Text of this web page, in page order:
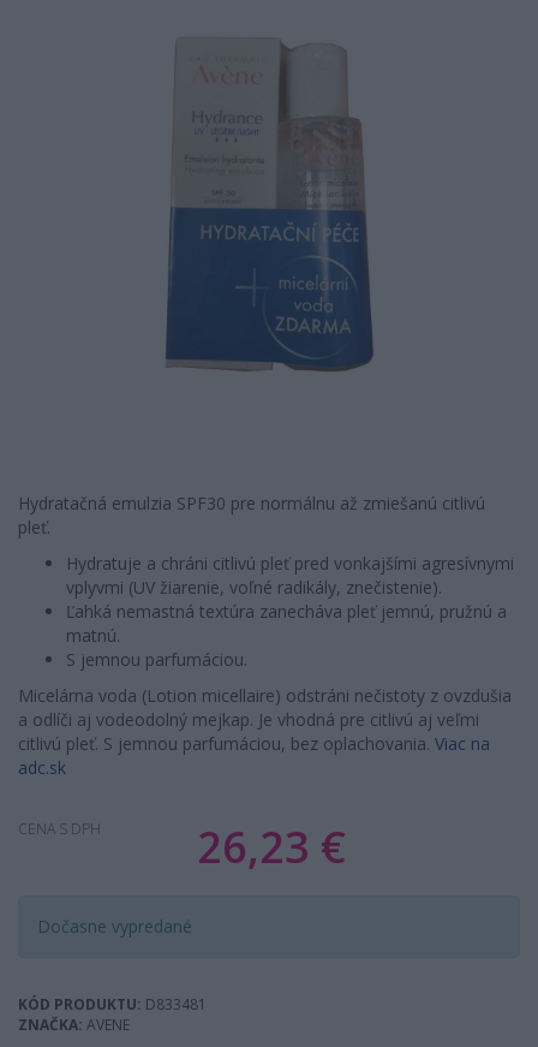
Hydratačná emulzia SPF30 pre normálnu až zmiešanú citlivú
pleť.
Hydratuje a chráni citlivú pleť pred vonkajšími agresívnymi
vplyvmi (UV žiarenie, voľné radikály, znečistenie).
Ľahká nemastná textúra zanecháva pleť jemnú, pružnú a
matnú.
S jemnou parfumáciou.
Micelárna voda (Lotion micellaire) odstráni nečistoty z ovzdušia
a odlíči aj vodeodolný mejkap. Je vhodná pre citlivú aj veľmi
citlivú pleť. S jemnou parfumáciou, bez oplachovania. Viac na
adc.sk
CENA S DPH 26,23 €
Dočasne vypredané
KÓD PRODUKTU: D833481
ZNAČKA: AVENE